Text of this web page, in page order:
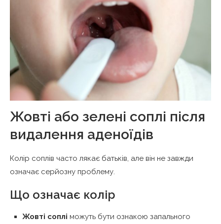
Жовті або зелені соплі після
видалення аденоїдів
Колір соплів часто лякає батьків, але він не завжди
означає серйозну проблему.
Що означає колір
Жовті соплі можуть бути ознакою запального